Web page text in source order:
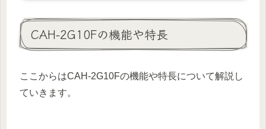
CAH-2G10Fの機能や特長
ここからはCAH-2G10Fの機能や特長について解説し
ていきます。